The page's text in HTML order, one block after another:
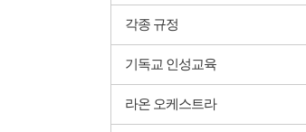
각종 규정
기독교 인성교육
라온 오케스트라